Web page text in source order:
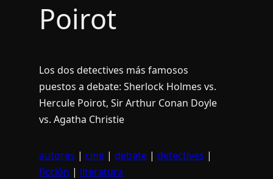
Poirot
Los dos detectives más famosos
puestos a debate: Sherlock Holmes vs.
Hercule Poirot, Sir Arthur Conan Doyle
vs. Agatha Christie
autores | cine | debate | detectives |
ficción | literatura